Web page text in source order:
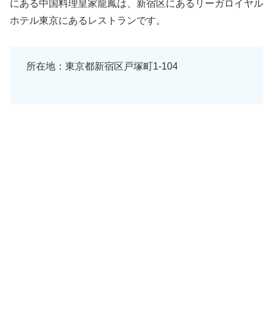
にある中国料理皇家龍鳳は、新宿区にあるリーガロイヤル
ホテル東京にあるレストランです。
所在地：東京都新宿区戸塚町1-104